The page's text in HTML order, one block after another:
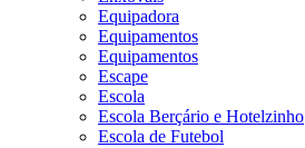
Equipadora
Equipamentos
Equipamentos
Escape
Escola
Escola Berçário e Hotelzinho
Escola de Futebol